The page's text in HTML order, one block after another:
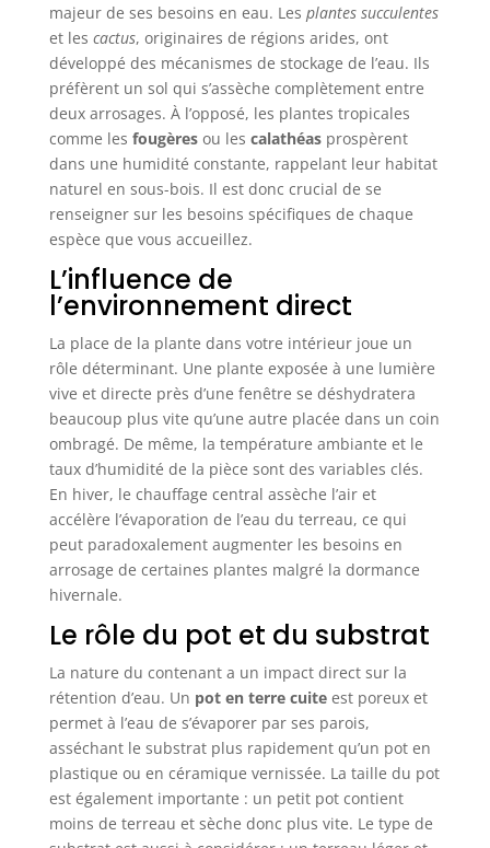
majeur de ses besoins en eau. Les plantes succulentes
et les cactus, originaires de régions arides, ont
développé des mécanismes de stockage de l’eau. Ils
préfèrent un sol qui s’assèche complètement entre
deux arrosages. À l’opposé, les plantes tropicales
comme les fougèresou les calathéasprospèrent
dans une humidité constante, rappelant leur habitat
naturel en sous-bois. Il est donc crucial de se
renseigner sur les besoins spécifiques de chaque
espèce que vous accueillez.
L’influence de
l’environnement direct
La place de la plante dans votre intérieur joue un
rôle déterminant. Une plante exposée à une lumière
vive et directe près d’une fenêtre se déshydratera
beaucoup plus vite qu’une autre placée dans un coin
ombragé. De même, la température ambiante et le
taux d’humidité de la pièce sont des variables clés.
En hiver, le chauffage central assèche l’air et
accélère l’évaporation de l’eau du terreau, ce qui
peut paradoxalement augmenter les besoins en
arrosage de certaines plantes malgré la dormance
hivernale.
Le rôle du pot et du substrat
La nature du contenant a un impact direct sur la
rétention d’eau. Un pot en terre cuiteest poreux et
permet à l’eau de s’évaporer par ses parois,
asséchant le substrat plus rapidement qu’un pot en
plastique ou en céramique vernissée. La taille du pot
est également importante : un petit pot contient
moins de terreau et sèche donc plus vite. Le type de